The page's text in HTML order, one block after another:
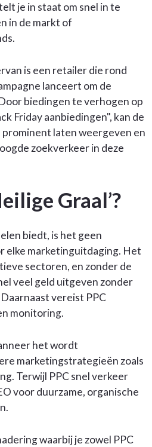
je in staat om snel in te
in de markt of
is een retailer die rond
lanceert om de
biedingen te verhogen op
Friday aanbiedingen", kan de
laten weergeven en
zoekverkeer in deze
Graal’?
biedt, is het geen
elke marketinguitdaging. Het
sectoren, en zonder de
veel geld uitgeven zonder
vereist PPC
monitoring.
het wordt
marketingstrategieën zoals
Terwijl PPC snel verkeer
voor duurzame, organische
waarbij je zowel PPC